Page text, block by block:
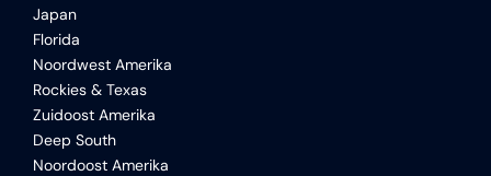
Japan
Florida
Noordwest Amerika
Rockies & Texas
Zuidoost Amerika
Deep South
Noordoost Amerika